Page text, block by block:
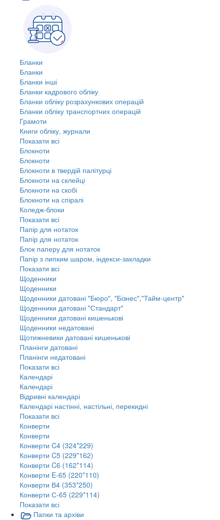
Бланки
Бланки
Бланки інші
Бланки кадрового обліку
Бланки обліку розрахункових операцій
Бланки обліку транспортних операцій
Грамоти
Книги обліку, журнали
Показати всі
Блокноти
Блокноти
Блокноти в твердій палітурці
Блокноти на склейці
Блокноти на скобі
Блокноти на спіралі
Коледж-блоки
Показати всі
Папір для нотаток
Папір для нотаток
Блок паперу для нотаток
Папір з липким шаром, індекси-закладки
Показати всі
Щоденники
Щоденники
Щоденники датовані "Бюро", "Бізнес","Тайм-центр"
Щоденники датовані "Стандарт"
Щоденники датовані кишенькові
Щоденники недатовані
Щотижневики датовані кишенькові
Планінги датовані
Планінги недатовані
Показати всі
Календарі
Календарі
Відривні календарі
Календарі настінні, настільні, перекидні
Показати всі
Конверти
Конверти
Конверти C4 (324*229)
Конверти C5 (229*162)
Конверти C6 (162*114)
Конверти E-65 (220*110)
Конверти В4 (353*250)
Конверти С-65 (229*114)
Показати всі
Папки та архіви